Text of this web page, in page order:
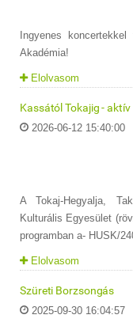
Ingyenes
Akadémia!
Elolvasom
Kassától Tokajig -
2026-06-12 15:40:00
A Tokaj-Hegyalja,
Kulturális Egyesület
programban a- HUSK/
Elolvasom
Szüreti Borzsongás
2025-09-30 16:04:57